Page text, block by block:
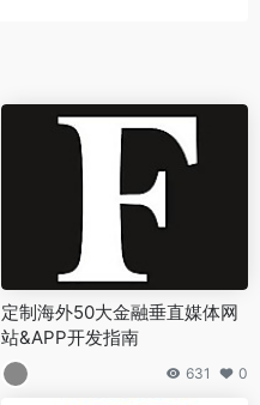
定制海外50大金融垂直媒体网
站&APP开发指南
631 0